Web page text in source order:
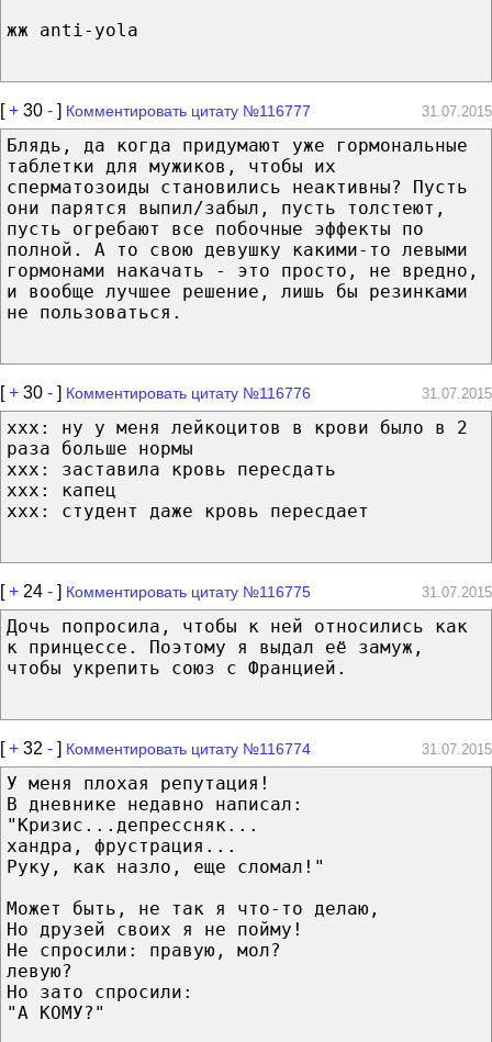
жж anti-yola
[+ 30 - ] Комментировать цитату №116777 31.07.2015
Блядь, да когда придумают уже гормональные
таблетки для мужиков, чтобы их
сперматозоиды становились неактивны? Пусть
они парятся выпил/забыл, пусть толстеют,
пусть огребают все побочные эффекты по
полной. А то свою девушку какими-то левыми
гормонами накачать - это просто, не вредно,
и вообще лучшее решение, лишь бы резинками
не пользоваться.
[+ 30 - ] Комментировать цитату №116776 31.07.2015
xxx: ну у меня лейкоцитов в крови было в 2
раза больше нормы
xxx: заставила кровь пересдать
xxx: капец
xxx: студент даже кровь пересдает
[+ 24 - ] Комментировать цитату №116775 31.07.2015
Дочь попросила, чтобы к ней относились как
к принцессе. Поэтому я выдал её замуж,
чтобы укрепить союз с Францией.
[+ 32 - ] Комментировать цитату №116774 31.07.2015
У меня плохая репутация!
В дневнике недавно написал:
"Кризис...депрессняк...
хандра, фрустрация...
Руку, как назло, еще сломал!"
Может быть, не так я что-то делаю,
Но друзей своих я не пойму!
Не спросили: правую, мол?
левую?
Но зато спросили:
"А КОМУ?"